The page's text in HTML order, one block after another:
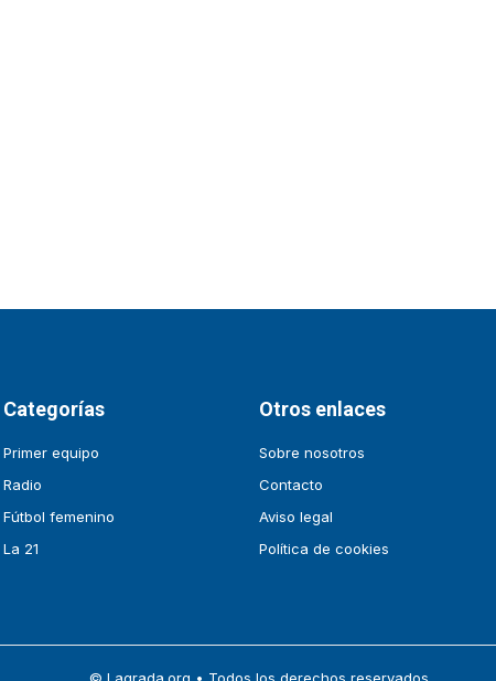
Categorías
Primer equipo
Radio
Fútbol femenino
La 21
Otros enlaces
Sobre nosotros
Contacto
Aviso legal
Política de cookies